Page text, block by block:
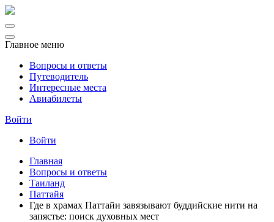
Главное меню
Вопросы и ответы
Путеводитель
Интересные места
Авиабилеты
Войти
Войти
Главная
Вопросы и ответы
Таиланд
Паттайя
Где в храмах Паттайи завязывают буддийские нити на
запястье: поиск духовных мест